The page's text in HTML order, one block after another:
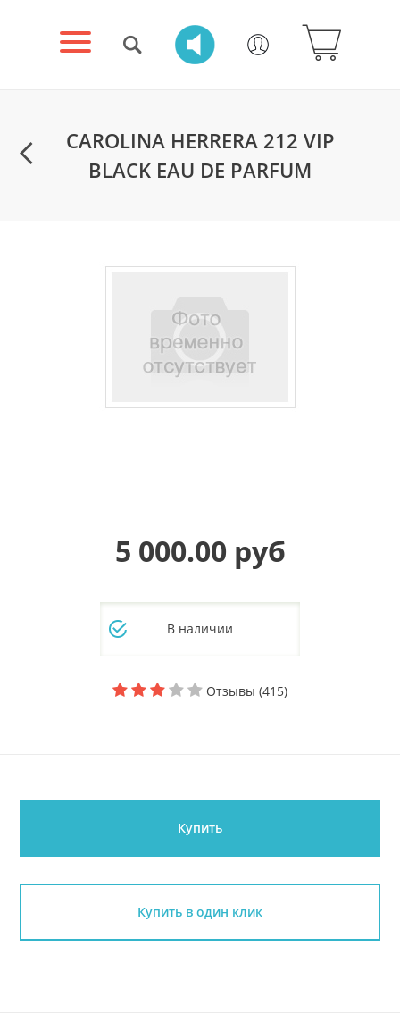
CAROLINA HERRERA 212 VIP
BLACK EAU DE PARFUM
5 000.00 руб
В наличии
Отзывы (415)
Купить
Купить в один клик